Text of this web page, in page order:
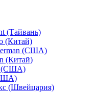
(Тайвань)
(Китай)
(США)
(Китай)
(США)
(Швейцария)